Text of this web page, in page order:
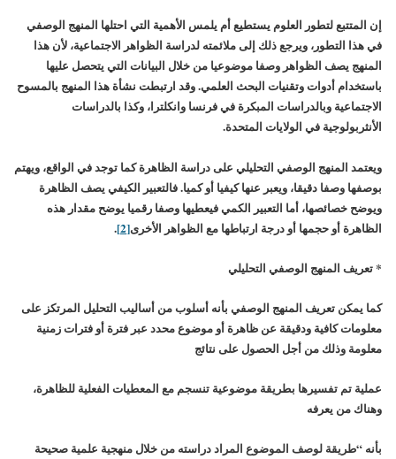
إن المتتبع لتطور العلوم يستطيع أم يلمس الأهمية التي احتلها المنهج الوصفي
في هذا التطور، ويرجع ذلك إلى ملائمته لدراسة الظواهر الاجتماعية، لأن هذا
المنهج يصف الظواهر وصفا موضوعيا من خلال البيانات التي يتحصل عليها
باستخدام أدوات وتقنيات البحث العلمي. وقد ارتبطت نشأة هذا المنهج بالمسوح
الاجتماعية وبالدراسات المبكرة في فرنسا وانكلترا، وكذا بالدراسات
الأنثربولوجية في الولايات المتحدة.
ويعتمد المنهج الوصفي التحليلي على دراسة الظاهرة كما توجد في الواقع، ويهتم
بوصفها وصفا دقيقا، ويعبر عنها كيفيا أو كميا. فالتعبير الكيفي يصف الظاهرة
ويوضح خصائصها، أما التعبير الكمي فيعطيها وصفا رقميا يوضح مقدار هذه
الظاهرة أو حجمها أو درجة ارتباطها مع الظواهر الأخرى[2]
.
* تعريف المنهج الوصفي التحليلي
كما يمكن تعريف المنهج الوصفي بأنه أسلوب من أساليب التحليل المرتكز على
معلومات كافية ودقيقة عن ظاهرة أو موضوع محدد عبر فترة أو فترات زمنية
معلومة وذلك من أجل الحصول على نتائج
عملية تم تفسيرها بطريقة موضوعية تنسجم مع المعطيات الفعلية للظاهرة،
وهناك من يعرفه
بأنه “طريقة لوصف الموضوع المراد دراسته من خلال منهجية علمية صحيحة